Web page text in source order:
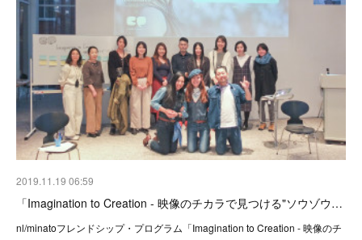
2019.11.19 06:59
「Imagination to Creation - 映像のチカラで見つける"ソウゾウ…
nl/minatoフレンドシップ・プログラム「Imagination to Creation - 映像のチ